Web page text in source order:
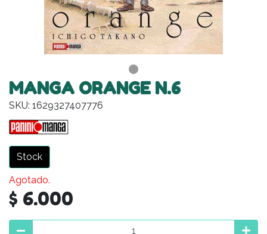
MANGA ORANGE N.6
SKU: 1629327407776
Stock
Agotado.
$ 6.000